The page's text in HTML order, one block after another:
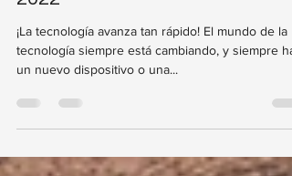
La próxima tecnología de hogar
inteligente que entusiasmará
2022
¡La tecnología avanza tan rápido! El mundo de la
un nuevo dispositivo o una...